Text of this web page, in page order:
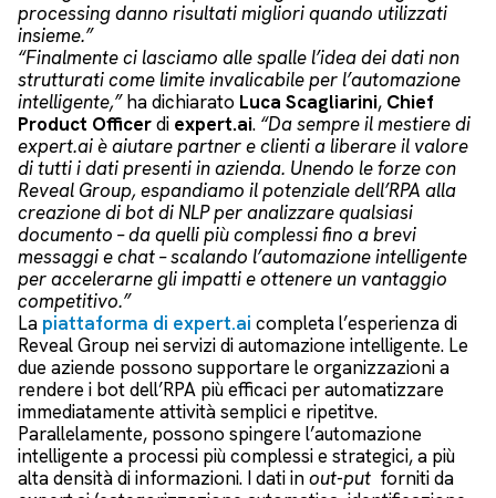
processing danno risultati migliori quando utilizzati
insieme.”
“Finalmente ci lasciamo alle spalle l’idea dei dati non
strutturati come limite invalicabile per l’automazione
intelligente,”ha dichiarato Luca Scagliarini, Chief
Product Officerdi expert.ai. “Da sempre il mestiere di
expert.ai è aiutare partner e clienti a liberare il valore
di tutti i dati presenti in azienda. Unendo le forze con
Reveal Group, espandiamo il potenziale dell’RPA alla
creazione di bot di NLP per analizzare qualsiasi
documento – da quelli più complessi fino a brevi
messaggi e chat – scalando l’automazione intelligente
per accelerarne gli impatti e ottenere un vantaggio
competitivo.”
La piattaforma di expert.ai completa l’esperienza di
Reveal Group nei servizi di automazione intelligente. Le
due aziende possono supportare le organizzazioni a
rendere i bot dell’RPA più efficaci per automatizzare
immediatamente attività semplici e ripetitve.
Parallelamente, possono spingere l’automazione
intelligente a processi più complessi e strategici, a più
alta densità di informazioni. I dati inout-put forniti da